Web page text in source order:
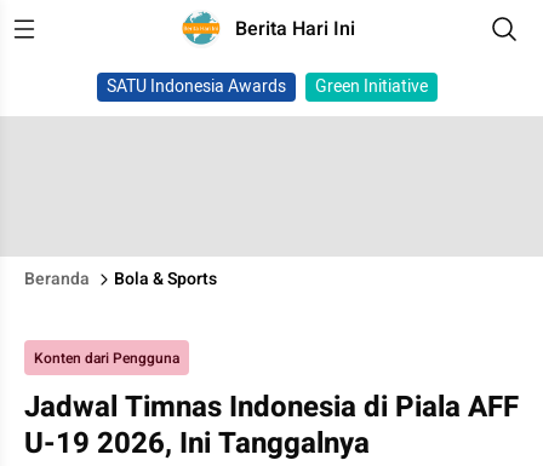
Berita Hari Ini
SATU Indonesia Awards Green Initiative
Beranda Bola & Sports
Konten dari Pengguna
Jadwal Timnas Indonesia di Piala AFF
U-19 2026, Ini Tanggalnya